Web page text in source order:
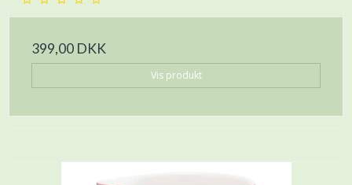
399,00 DKK
Vis produkt